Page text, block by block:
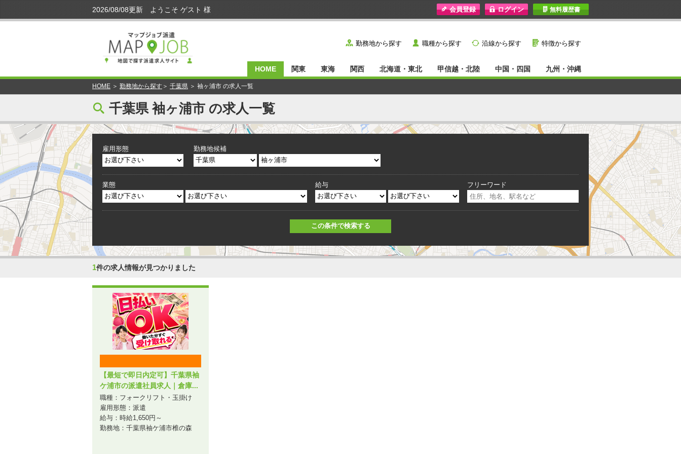
I 無料履歴書
y 勤務地から探す ˙ 職種から探す } 沿線から探す G 特徴から探す
HOME 関東 東海 関西 北海道・東北 甲信越・北陸 中国・四国 九州・沖縄
HOME ＞ 勤務地から探す ＞ 千葉県 ＞ 袖ヶ浦市 の求人一覧
[ 千葉県 袖ヶ浦市 の求人一覧
雇用形態 勤務地候補
業態 給与 フリーワード
1件の求人情報が見つかりました
【最短で即日内定可】千葉県袖
ケ浦市の派遣社員求人｜倉庫...
職種：フォークリフト・玉掛け
雇用形態：派遣
給与：時給1,650円～
勤務地：千葉県袖ケ浦市椎の森